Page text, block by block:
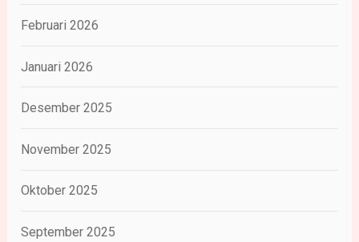
Februari 2026
Januari 2026
Desember 2025
November 2025
Oktober 2025
September 2025